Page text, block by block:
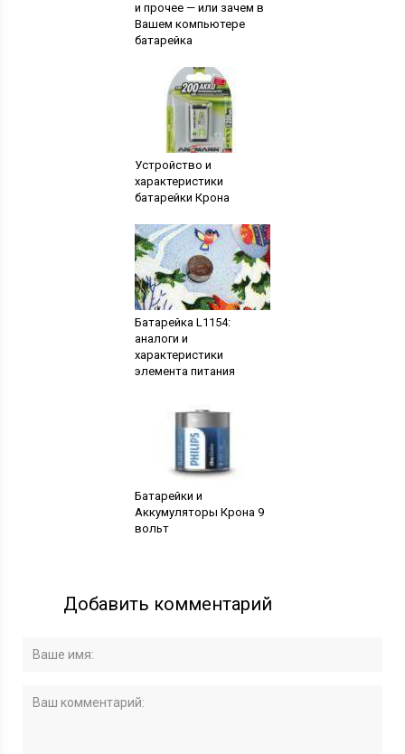
и прочее — или зачем в
Вашем компьютере
батарейка
Устройство и
характеристики
батарейки Крона
Батарейка L1154:
аналоги и
характеристики
элемента питания
Батарейки и
Аккумуляторы Крона 9
вольт
Добавить комментарий